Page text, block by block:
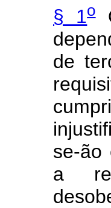
§ 1o
de
se-ão
a